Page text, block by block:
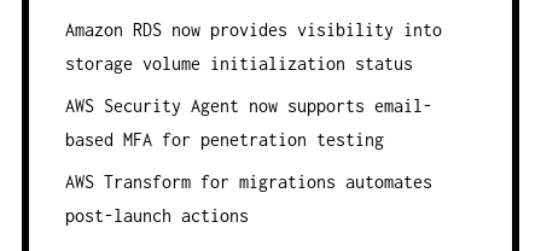
Amazon RDS now provides visibility into
storage volume initialization status
AWS Security Agent now supports email-
based MFA for penetration testing
AWS Transform for migrations automates
post-launch actions